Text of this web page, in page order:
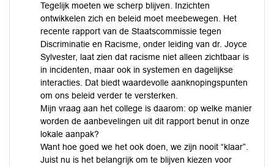
Tegelijk moeten we scherp blijven. Inzichten
ontwikkelen zich en beleid moet meebewegen. Het
recente rapport van de Staatscommissie tegen
Discriminatie en Racisme, onder leiding van dr. Joyce
Sylvester, laat zien dat racisme niet alleen zichtbaar is
in incidenten, maar ook in systemen en dagelijkse
interacties. Dat biedt waardevolle aanknopingspunten
om ons beleid verder te versterken.
Mijn vraag aan het college is daarom: op welke manier
worden de aanbevelingen uit dit rapport benut in onze
lokale aanpak?
Want hoe goed we het ook doen, we zijn nooit “klaar”.
Juist nu is het belangrijk om te blijven kiezen voor